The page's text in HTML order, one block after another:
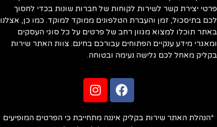
יצירת קשר לשירות לקוחות של חברות שונות בכדי לחסוך
בתיסכול, זמן והעברת הטלפונים ממוקד למוקד. כמו כן, אצלנו
תוכלו למצוא מגוון רחב של פרטים על כל סוגי העסקים
מידע ענקיים הפתוחים עבורכם בחינם. צוות האתר שירות
מאחל לכם גלישה נעימה ובטוחה.
האתר שירות בקליק איננה מתחייבת כי הפרטים המופיעים